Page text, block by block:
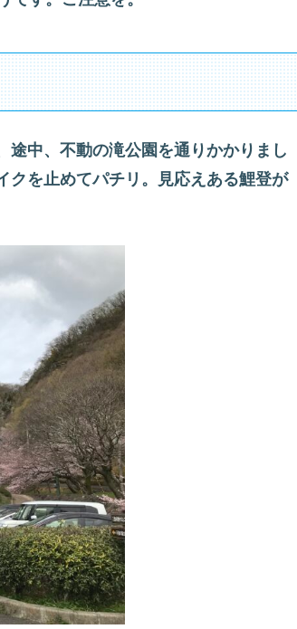
中、不動の滝公園を通りかかりまし
クを止めてパチリ。見応えある鯉登が